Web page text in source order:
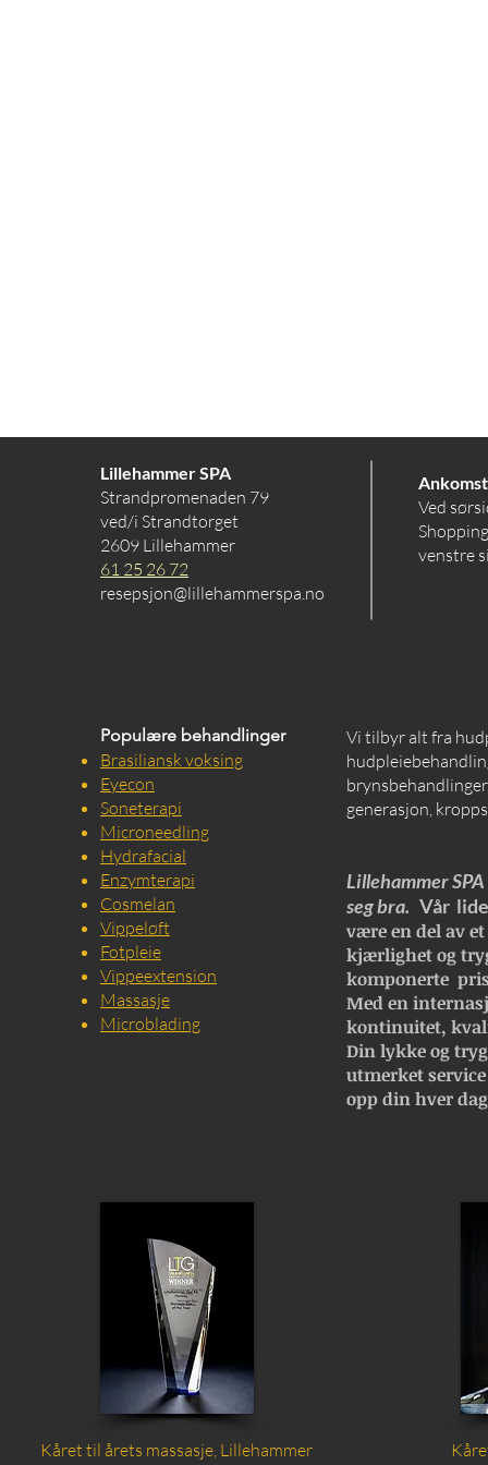
Lillehammer SPA
Strandpromenaden 79
ved/i Strandtorget
2609 Lillehammer
61 25 26 72
resepsjon@lillehammerspa.no
Ankomst
Ved
venstre
Populære behandlinger
Brasiliansk voksing
Eyecon
Soneterapi
Microneedling
Hydrafacial
Enzymterapi
Cosmelan
Vippeløft
Fotpleie
Vippeextension
Massasje
Microblading
Vi tilbyr alt fra
generasjon,
Lillehammer
seg bra. Vår
være en del av
kjærlighet og
komponerte
Med en
kontinuitet,
Din lykke og
utmerket
opp din hver
Kåret til årets massasje, Lillehammer